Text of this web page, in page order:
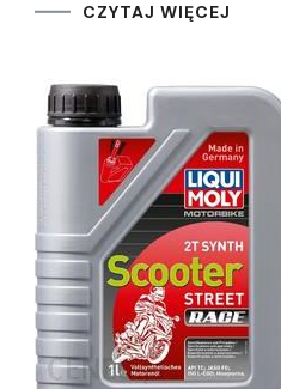
CZYTAJ WIĘCEJ